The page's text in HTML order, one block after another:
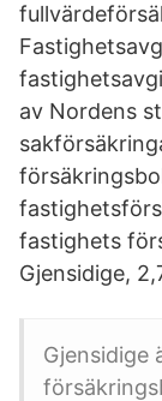
av Nordens
fastighets
Gjensidige,
Gjensidige